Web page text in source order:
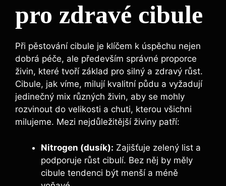
pro zdravé cibule
Při pěstování cibule ​je klíčem k​ úspěchu nejen
dobrá​ péče, ale ​především⁢ správné proporce
živin, které tvoří základ pro silný a zdravý růst.
‌Cibule, ⁢jak víme, milují⁢ kvalitní⁤ půdu a ⁤vyžadují
jedinečný mix různých živin, aby se mohly
rozvinout do velikosti a chuti, kterou všichni⁢
milujeme. Mezi nejdůležitější živiny⁣ patří:
Nitrogen (dusík): Zajišťuje zelený​ list a
podporuje růst cibulí. Bez něj by měly
cibule tendenci být menší⁤ a méně